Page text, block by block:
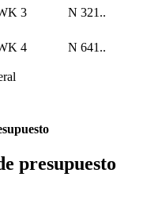
3 N 321..
4 N 641..
presupuesto